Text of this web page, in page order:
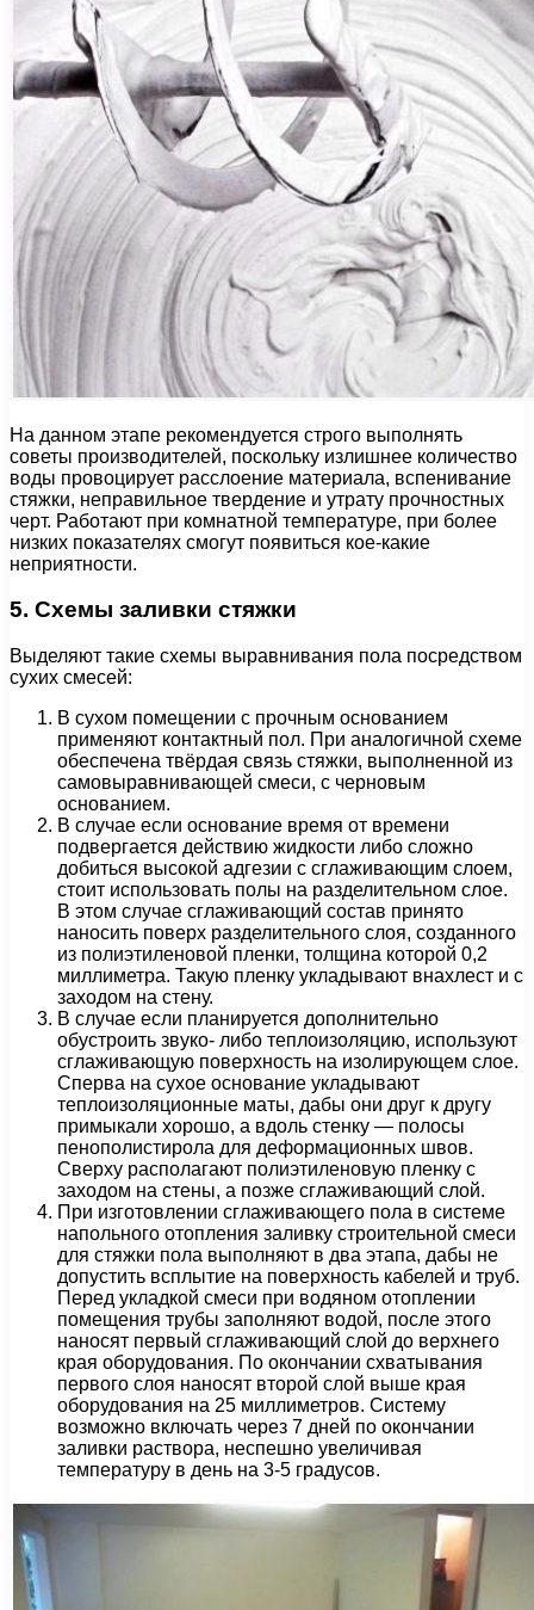
На данном этапе рекомендуется строго выполнять
советы производителей, поскольку излишнее количество
воды провоцирует расслоение материала, вспенивание
стяжки, неправильное твердение и утрату прочностных
черт. Работают при комнатной температуре, при более
низких показателях смогут появиться кое-какие
неприятности.
5. Схемы заливки стяжки
Выделяют такие схемы выравнивания пола посредством
сухих смесей:
В сухом помещении с прочным основанием
применяют контактный пол. При аналогичной схеме
обеспечена твёрдая связь стяжки, выполненной из
самовыравнивающей смеси, с черновым
основанием.
В случае если основание время от времени
подвергается действию жидкости либо сложно
добиться высокой адгезии с сглаживающим слоем,
стоит использовать полы на разделительном слое.
В этом случае сглаживающий состав принято
наносить поверх разделительного слоя, созданного
из полиэтиленовой пленки, толщина которой 0,2
миллиметра. Такую пленку укладывают внахлест и с
заходом на стену.
В случае если планируется дополнительно
обустроить звуко- либо теплоизоляцию, используют
сглаживающую поверхность на изолирующем слое.
Сперва на сухое основание укладывают
теплоизоляционные маты, дабы они друг к другу
примыкали хорошо, а вдоль стенку — полосы
пенополистирола для деформационных швов.
Сверху располагают полиэтиленовую пленку с
заходом на стены, а позже сглаживающий слой.
При изготовлении сглаживающего пола в системе
напольного отопления заливку строительной смеси
для стяжки пола выполняют в два этапа, дабы не
допустить всплытие на поверхность кабелей и труб.
Перед укладкой смеси при водяном отоплении
помещения трубы заполняют водой, после этого
наносят первый сглаживающий слой до верхнего
края оборудования. По окончании схватывания
первого слоя наносят второй слой выше края
оборудования на 25 миллиметров. Систему
возможно включать через 7 дней по окончании
заливки раствора, неспешно увеличивая
температуру в день на 3-5 градусов.